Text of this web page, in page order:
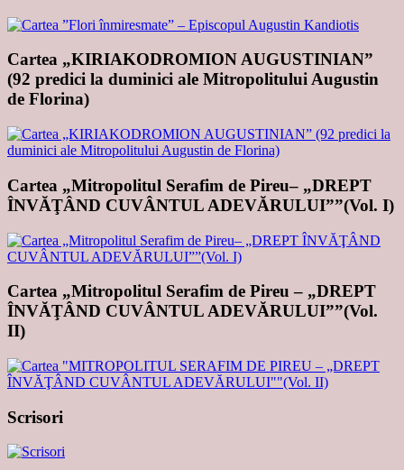
Cartea „KIRIAKODROMION AUGUSTINIAN”
(92 predici la duminici ale Mitropolitului Augustin
de Florina)
Cartea „Mitropolitul Serafim de Pireu– „DREPT
ÎNVĂŢÂND CUVÂNTUL ADEVĂRULUI””(Vol. I)
Cartea „Mitropolitul Serafim de Pireu – „DREPT
ÎNVĂŢÂND CUVÂNTUL ADEVĂRULUI””(Vol.
II)
Scrisori